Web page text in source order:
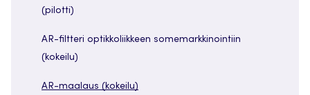
(pilotti)
AR-filtteri optikkoliikkeen somemarkkinointiin
(kokeilu)
AR-maalaus (kokeilu)